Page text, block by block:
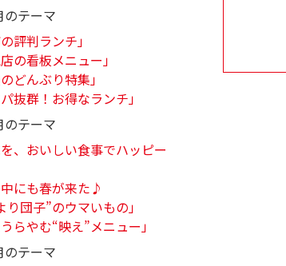
のテーマ
の評判ランチ」
店の看板メニュー」
のどんぶり特集」
パ抜群！お得なランチ」
のテーマ
を、おいしい食事でハッピー
にも春が来た♪
り団子”のウマいもの」
うらやむ“映え”メニュー」
のテーマ